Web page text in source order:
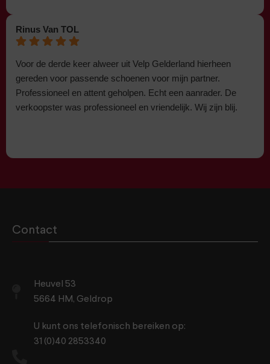
Rinus Van TOL
Voor de derde keer alweer uit Velp Gelderland hierheen
gereden voor passende schoenen voor mijn partner.
Professioneel en attent geholpen. Echt een aanrader. De
verkoopster was professioneel en vriendelijk. Wij zijn blij.
Contact
Heuvel 53
5664 HM, Geldrop
U kunt ons telefonisch bereiken op:
31 (0)40 2853340